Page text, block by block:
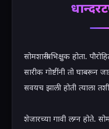
सोमशास्त्री भिक्षुक होता.
सारीक गोष्टींनी तो घाबरून
सवयच झाली होती त्याला
शेजारच्या गावी लग्न होते.